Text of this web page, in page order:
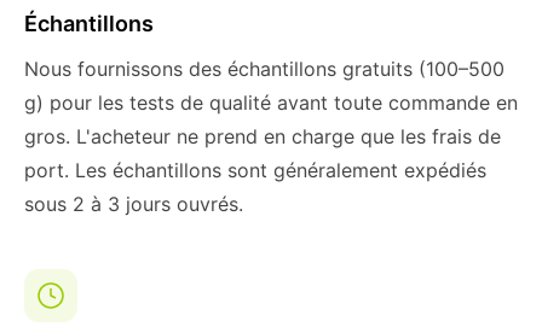
Échantillons
Nous fournissons des échantillons gratuits (100–500
g) pour les tests de qualité avant toute commande en
gros. L'acheteur ne prend en charge que les frais de
port. Les échantillons sont généralement expédiés
sous 2 à 3 jours ouvrés.